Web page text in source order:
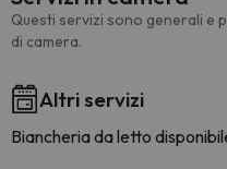
Questi servizi sono generali e
di camera.
Altri servizi
Biancheria da letto